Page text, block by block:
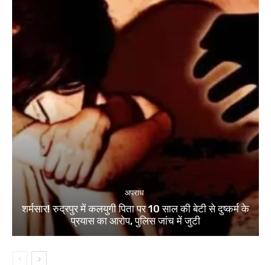
अपराध
शर्मसार! रुद्रपुर में कलयुगी पिता पर 10 साल की बेटी से दुष्कर्म के
प्रयास का आरोप, पुलिस जांच में जुटी